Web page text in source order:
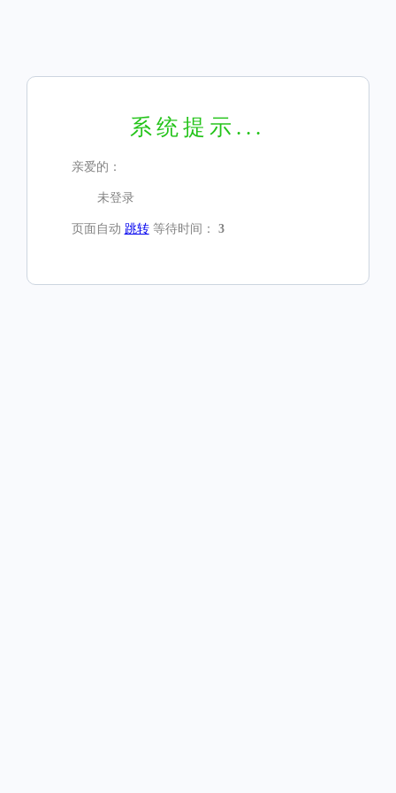
系统提示...
亲爱的：
未登录
页面自动 跳转等待时间： 3